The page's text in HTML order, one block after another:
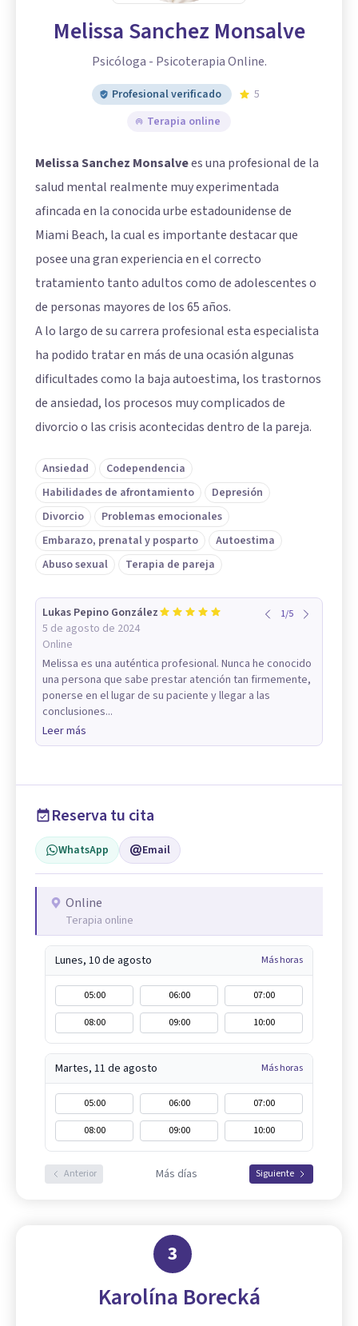
Melissa Sanchez Monsalve
Psicóloga - Psicoterapia Online.
Profesional verificado
5
Terapia online
Melissa Sanchez Monsalvees una profesional de la
salud mental realmente muy experimentada
afincada en la conocida urbe estadounidense de
Miami Beach, la cual es importante destacar que
posee una gran experiencia en el correcto
tratamiento tanto adultos como de adolescentes o
de personas mayores de los 65 años.
A lo largo de su carrera profesional esta especialista
ha podido tratar en más de una ocasión algunas
dificultades como la baja autoestima, los trastornos
de ansiedad, los procesos muy complicados de
divorcio o las crisis acontecidas dentro de la pareja.
Ansiedad
Codependencia
Habilidades de afrontamiento
Depresión
Divorcio
Problemas emocionales
Embarazo, prenatal y posparto
Autoestima
Abuso sexual
Terapia de pareja
Lukas Pepino González
5 de agosto de 2024
Online
1/5
Melissa es una auténtica profesional. Nunca he conocido
una persona que sabe prestar atención tan firmemente,
ponerse en el lugar de su paciente y llegar a las
conclusiones...
Leer más
Reserva tu cita
WhatsApp Email
Online
Terapia online
Lunes, 10 de agosto Más horas
05:00 06:00
07:00
08:00
09:00 10:00
Martes, 11 de agosto Más horas
05:00 06:00
07:00
08:00
09:00 10:00
Anterior Más días Siguiente
3
Karolína Borecká